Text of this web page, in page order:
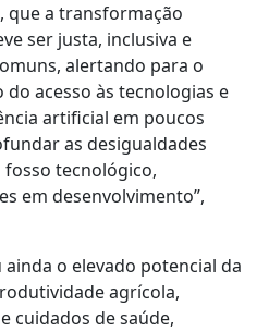
que a transformação
ser justa, inclusiva e
alertando para o
acesso às tecnologias e
artificial em poucos
as desigualdades
tecnológico,
em desenvolvimento”,
o elevado potencial da
agrícola,
cuidados de saúde,